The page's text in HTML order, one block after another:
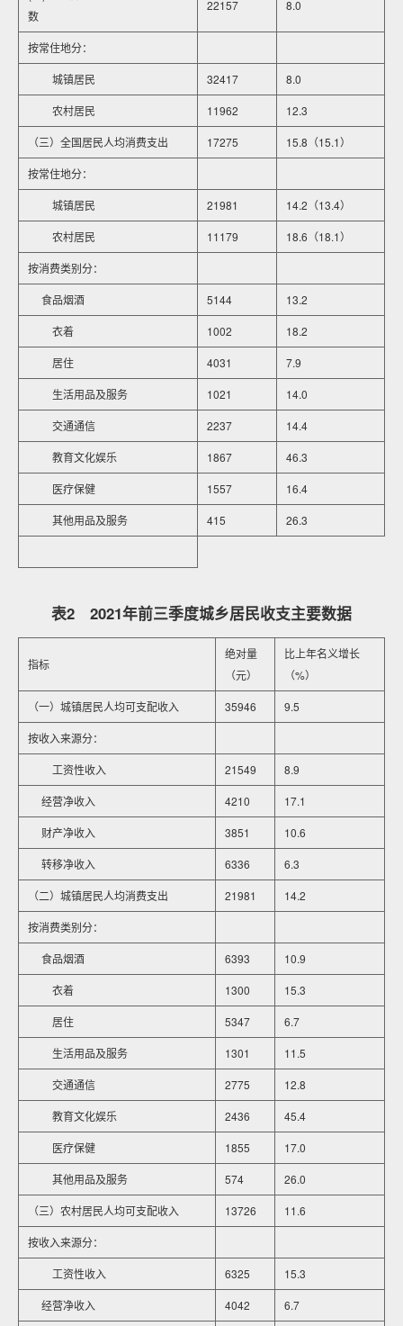
数
22157 8.0
按常住地分：
城镇居民 32417 8.0
农村居民 11962 12.3
（三）全国居民人均消费支出 17275 15.8（15.1）
按常住地分：
城镇居民 21981 14.2（13.4）
农村居民 11179 18.6（18.1）
按消费类别分：
食品烟酒 5144 13.2
衣着 1002 18.2
居住 4031 7.9
生活用品及服务 1021 14.0
交通通信 2237 14.4
教育文化娱乐 1867 46.3
医疗保健 1557 16.4
其他用品及服务 415 26.3
表2 2021年前三季度城乡居民收支主要数据
指标
绝对量
（元）
比上年名义增长
（%）
（一）城镇居民人均可支配收入 35946 9.5
按收入来源分：
工资性收入 21549 8.9
经营净收入 4210 17.1
财产净收入 3851 10.6
转移净收入 6336 6.3
（二）城镇居民人均消费支出 21981 14.2
按消费类别分：
食品烟酒 6393 10.9
衣着 1300 15.3
居住 5347 6.7
生活用品及服务 1301 11.5
交通通信 2775 12.8
教育文化娱乐 2436 45.4
医疗保健 1855 17.0
其他用品及服务 574 26.0
（三）农村居民人均可支配收入 13726 11.6
按收入来源分：
工资性收入 6325 15.3
经营净收入 4042 6.7